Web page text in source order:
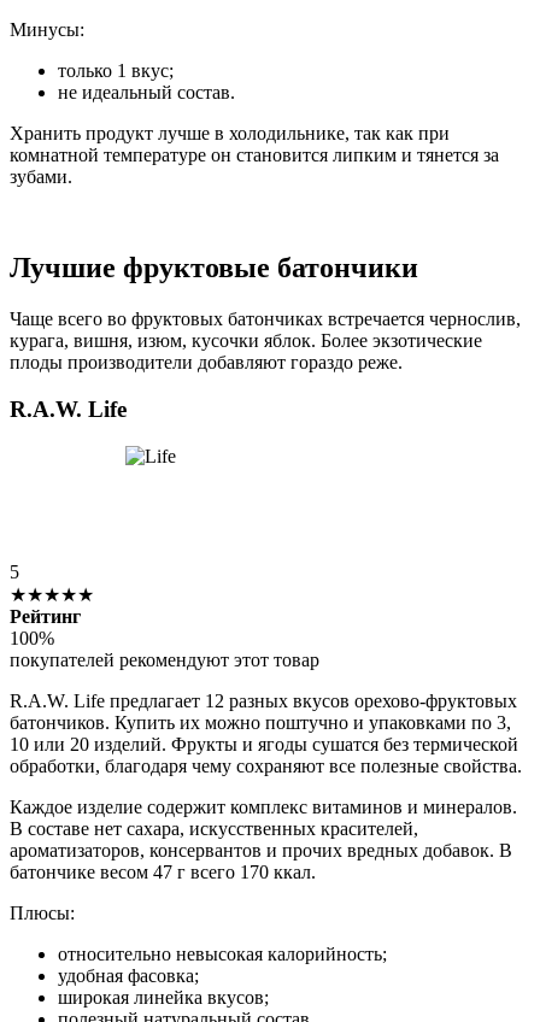
Минусы:
только 1 вкус;
не идеальный состав.
Хранить продукт лучше в холодильнике, так как при
комнатной температуре он становится липким и тянется за
зубами.
Лучшие фруктовые батончики
Чаще всего во фруктовых батончиках встречается чернослив,
курага, вишня, изюм, кусочки яблок. Более экзотические
плоды производители добавляют гораздо реже.
R.A.W. Life
5
★★★★★
Рейтинг
100%
покупателей рекомендуют этот товар
R.A.W. Life предлагает 12 разных вкусов орехово-фруктовых
батончиков. Купить их можно поштучно и упаковками по 3,
10 или 20 изделий. Фрукты и ягоды сушатся без термической
обработки, благодаря чему сохраняют все полезные свойства.
Каждое изделие содержит комплекс витаминов и минералов.
В составе нет сахара, искусственных красителей,
ароматизаторов, консервантов и прочих вредных добавок. В
батончике весом 47 г всего 170 ккал.
Плюсы:
относительно невысокая калорийность;
удобная фасовка;
широкая линейка вкусов;